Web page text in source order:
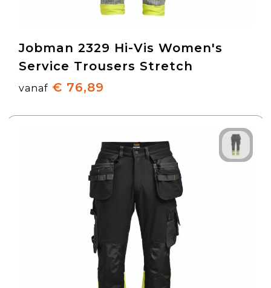
Jobman 2329 Hi-Vis Women's
Service Trousers Stretch
vanaf € 76,89